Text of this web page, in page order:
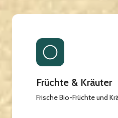
Früchte & Kräuter
Frische Bio-Früchte und